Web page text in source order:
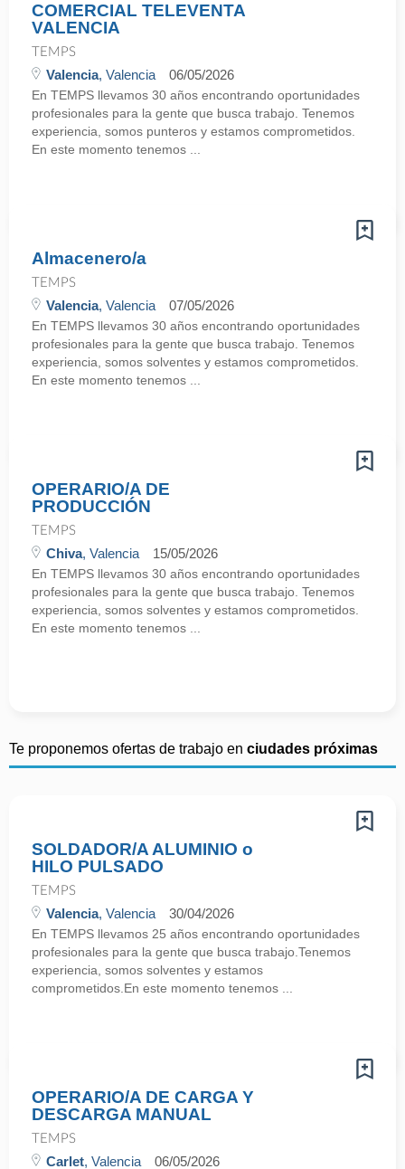
COMERCIAL TELEVENTA
VALENCIA
TEMPS
Valencia, Valencia 06/05/2026
En TEMPS llevamos 30 años encontrando oportunidades
profesionales para la gente que busca trabajo. Tenemos
experiencia, somos punteros y estamos comprometidos.
En este momento tenemos ...
Almacenero/a
TEMPS
Valencia, Valencia 07/05/2026
En TEMPS llevamos 30 años encontrando oportunidades
profesionales para la gente que busca trabajo. Tenemos
experiencia, somos solventes y estamos comprometidos.
En este momento tenemos ...
OPERARIO/A DE
PRODUCCIÓN
TEMPS
Chiva, Valencia 15/05/2026
En TEMPS llevamos 30 años encontrando oportunidades
profesionales para la gente que busca trabajo. Tenemos
experiencia, somos solventes y estamos comprometidos.
En este momento tenemos ...
Te proponemos ofertas de trabajo en ciudades próximas
SOLDADOR/A ALUMINIO o
HILO PULSADO
TEMPS
Valencia, Valencia 30/04/2026
En TEMPS llevamos 25 años encontrando oportunidades
profesionales para la gente que busca trabajo.Tenemos
experiencia, somos solventes y estamos
comprometidos.En este momento tenemos ...
OPERARIO/A DE CARGA Y
DESCARGA MANUAL
TEMPS
Carlet, Valencia 06/05/2026